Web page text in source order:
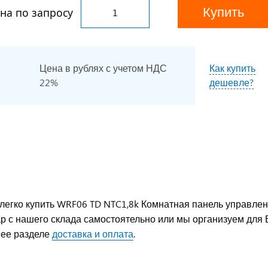
по запросу Купить
Цена в рублях с учетом НДС
22%
Как купить
дешевле?
купить WRF06 TD NTC1,8k Комнатная панель
с нашего склада самостоятельно или мы организуем для
разделе доставка и оплата.